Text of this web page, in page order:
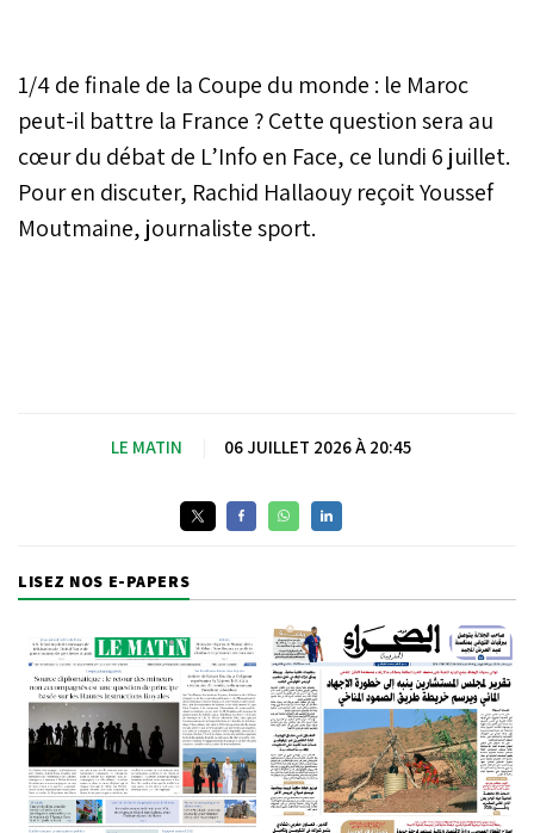
1/4 de finale de la Coupe du monde : le Maroc
peut-il battre la France ? Cette question sera au
cœur du débat de L’Info en Face, ce lundi 6 juillet.
Pour en discuter, Rachid Hallaouy reçoit Youssef
Moutmaine, journaliste sport.
LE MATIN 06 JUILLET 2026 À 20:45
LISEZ NOS E-PAPERS